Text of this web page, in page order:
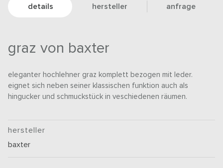
details hersteller anfrage
graz von baxter
eleganter hochlehner graz komplett bezogen mit leder.
eignet sich neben seiner klassischen funktion auch als
hingucker und schmuckstück in veschiedenen räumen.
hersteller
baxter